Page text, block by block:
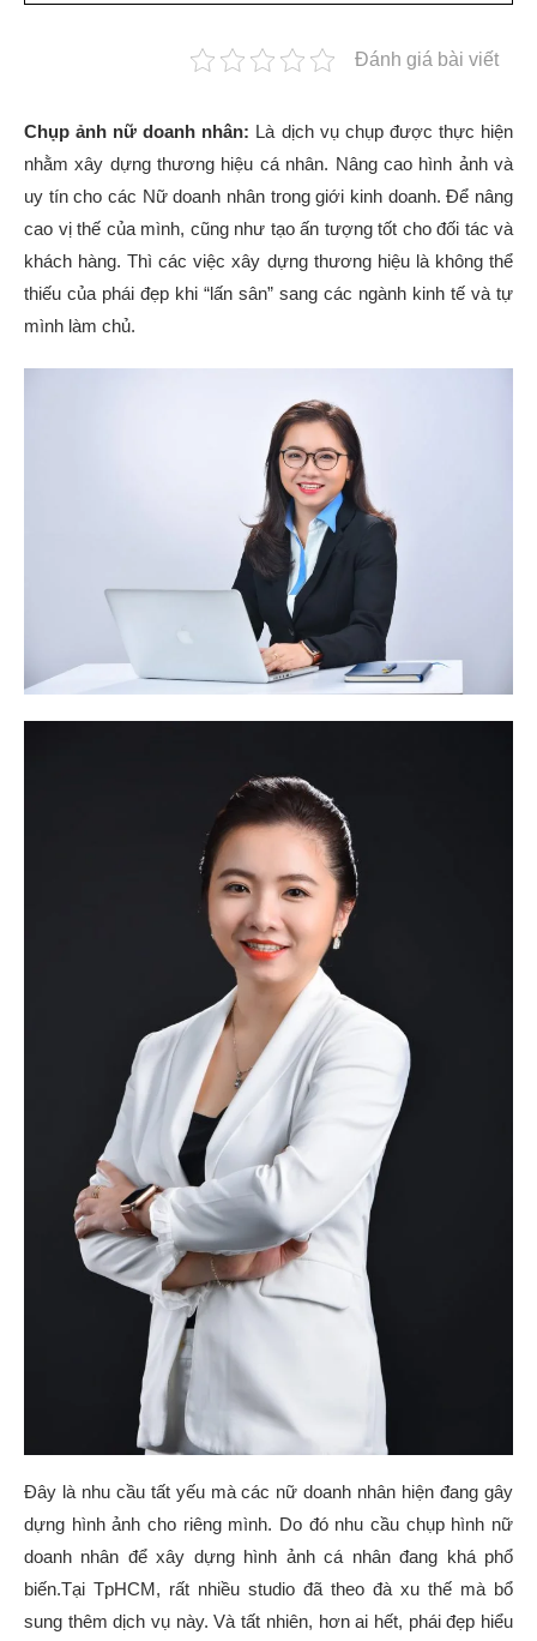
Đánh giá bài viết
Chụp ảnh nữ doanh nhân: Là dịch vụ chụp được thực hiện
nhằm xây dựng thương hiệu cá nhân. Nâng cao hình ảnh và
uy tín cho các Nữ doanh nhân trong giới kinh doanh. Để nâng
cao vị thế của mình, cũng như tạo ấn tượng tốt cho đối tác và
khách hàng. Thì các việc xây dựng thương hiệu là không thể
thiếu của phái đẹp khi “lấn sân” sang các ngành kinh tế và tự
mình làm chủ.
Đây là nhu cầu tất yếu mà các nữ doanh nhân hiện đang gây
dựng hình ảnh cho riêng mình. Do đó nhu cầu chụp hình nữ
doanh nhân để xây dựng hình ảnh cá nhân đang khá phổ
biến.Tại TpHCM, rất nhiều studio đã theo đà xu thế mà bổ
sung thêm dịch vụ này. Và tất nhiên, hơn ai hết, phái đẹp hiểu